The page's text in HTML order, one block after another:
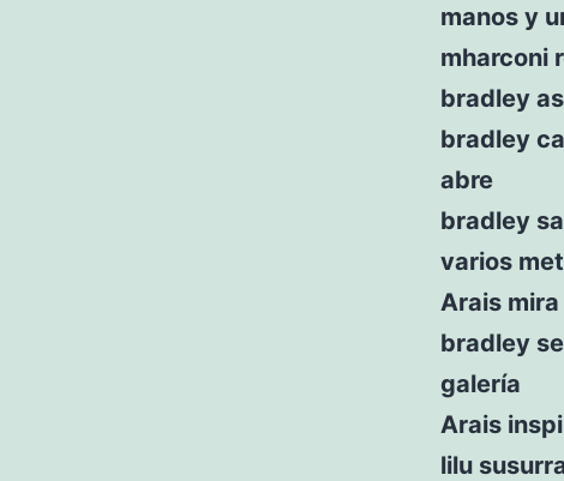
manos y
mharconi
bradley
bradley
abre
bradley
varios
Arais
bradley
galería
Arais
lilu